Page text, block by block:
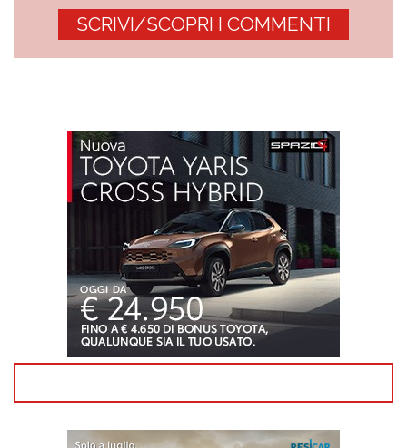
SCRIVI/SCOPRI I COMMENTI